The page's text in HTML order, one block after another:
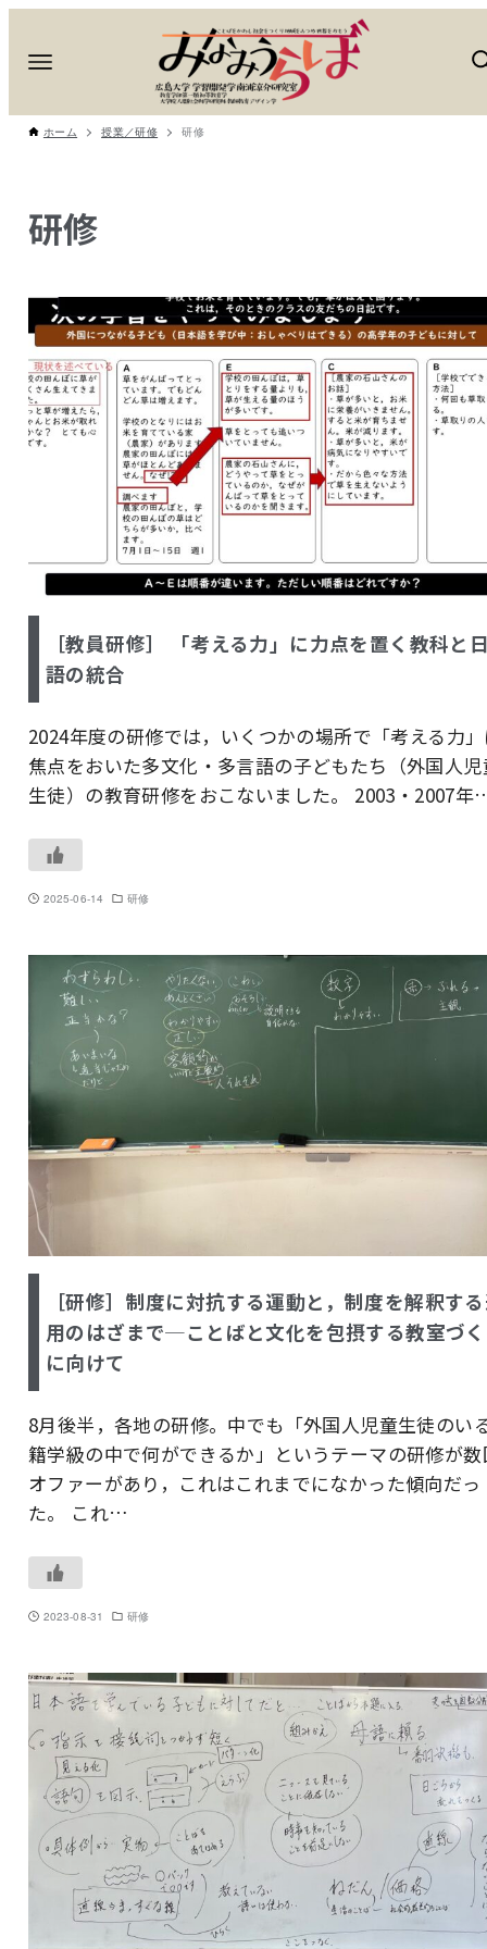
ホーム 授業／研修 研修
研修
［教員研修］ 「考える力」に力点を置く教科と
語の統合
2024年度の研修では，いくつかの場所で「考える力
焦点をおいた多文化・多言語の子どもたち（外国人児
生徒）の教育研修をおこないました。 2003・2007
2025-06-14 研修
［研修］制度に対抗する運動と，制度を解釈す
用のはざまで─ことばと文化を包摂する教室づ
に向けて
8月後半，各地の研修。中でも「外国人児童生徒のい
籍学級の中で何ができるか」というテーマの研修が数
オファーがあり，これはこれまでになかった傾向だっ
た。 これ…
2023-08-31 研修